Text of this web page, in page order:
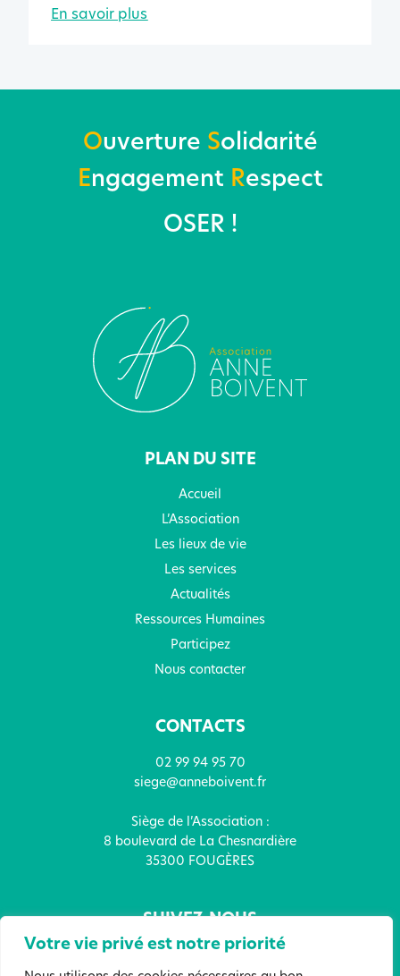
Votre vie privé est notre priorité
DE VIE D’AVENEL
En savoir plus
Ouverture Solidarité
Engagement Respect
OSER !
PLAN DU SITE
Accueil
L’Association
Les lieux de vie
Les services
Actualités
Ressources Humaines
Participez
Nous contacter
CONTACTS
02 99 94 95 70
siege@anneboivent.fr
Siège de l’Association :
8 boulevard de La Chesnardière
35300 FOUGÈRES
SUIVEZ-NOUS